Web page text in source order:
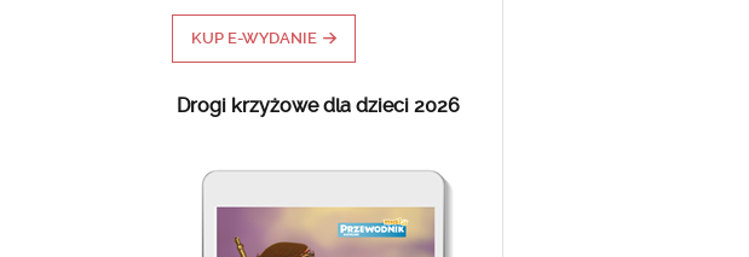
KUP E-WYDANIE
Drogi krzyżowe dla dzieci 2026